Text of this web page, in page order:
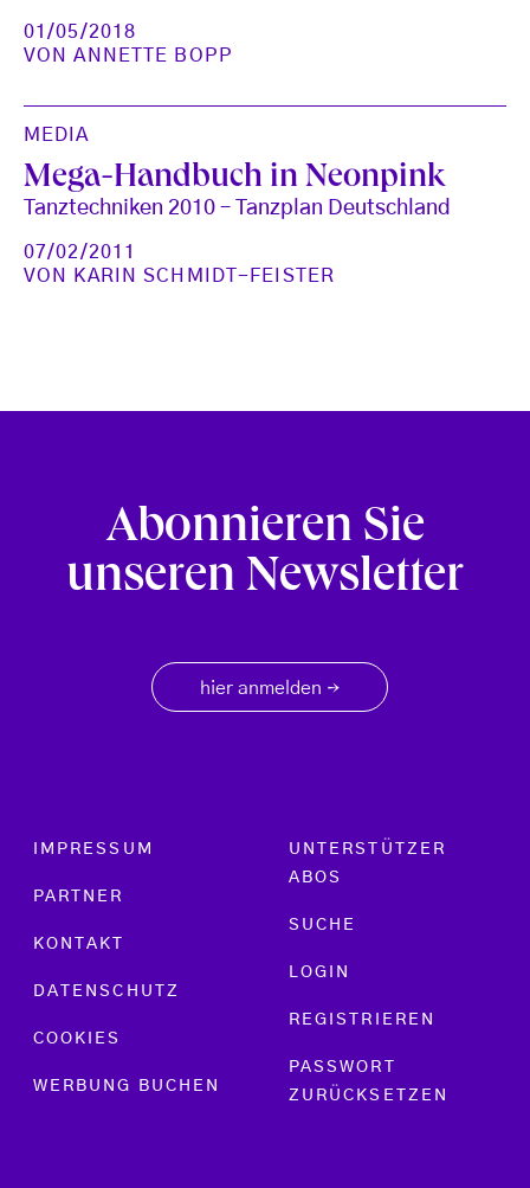
01/05/2018
VONANNETTE BOPP
MEDIA
Mega-Handbuch in Neonpink
Tanztechniken 2010 – Tanzplan Deutschland
07/02/2011
VON
KARIN SCHMIDT-FEISTER
Abonnieren Sie
unseren Newsletter
hier anmelden →
Footer menu
IMPRESSUM
PARTNER
KONTAKT
DATENSCHUTZ
COOKIES
WERBUNG BUCHEN
UNTERSTÜTZER
ABOS
SUCHE
LOGIN
REGISTRIEREN
PASSWORT
ZURÜCKSETZEN